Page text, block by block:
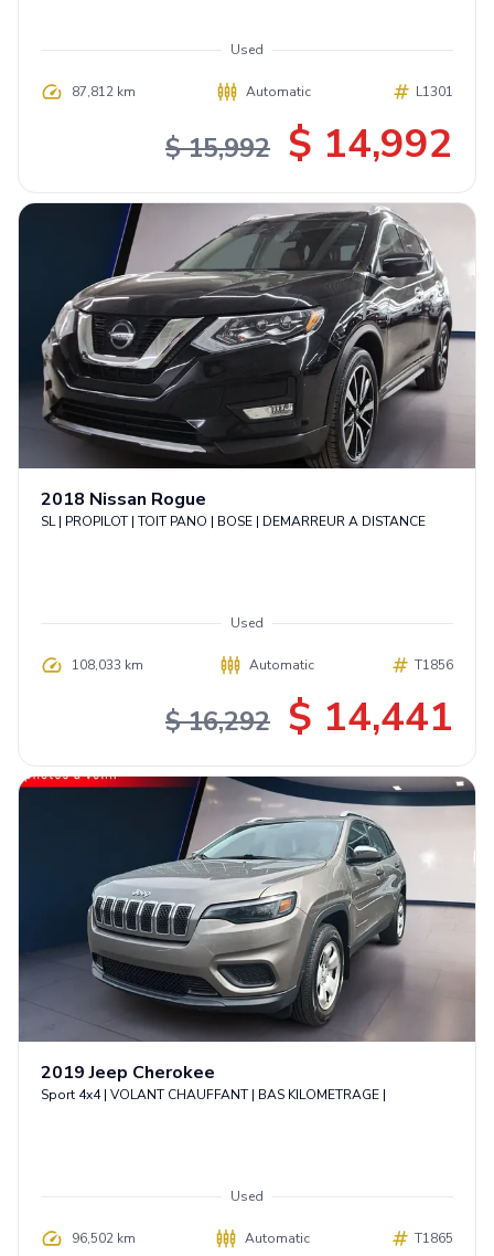
Used
87,812 km Automatic L1301
$ 15,992 $ 14,992
2018 Nissan Rogue
SL | PROPILOT | TOIT PANO | BOSE | DEMARREUR A DISTANCE
Used
108,033 km Automatic T1856
$ 16,292 $ 14,441
2019 Jeep Cherokee
Sport 4x4 | VOLANT CHAUFFANT | BAS KILOMETRAGE |
Used
96,502 km Automatic T1865